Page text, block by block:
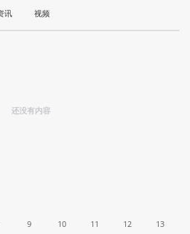
讯 视频
还没有内容
9 10 11 12 13